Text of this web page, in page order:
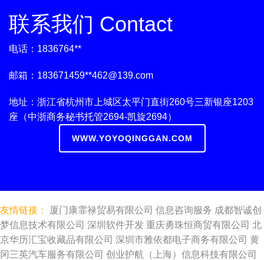
联系我们 Contact
电话：1836764**
邮箱：183671459**462@139.com
地址：浙江省杭州市上城区太平门直街260号三新银座1203
座（中浙商务秘书托管2694-凯旋2694）
WWW.YOYOQINGGAN.COM
友情链接： 厦门康霏禄贸易有限公司 信息咨询服务 成都智诚创
梦信息技术有限公司 深圳软件开发 重庆勇珠恒商贸有限公司 北
京华历汇宝收藏品有限公司 深圳市雅依都电子商务有限公司 黄
冈三英汽车服务有限公司 创业护航（上海）信息科技有限公司